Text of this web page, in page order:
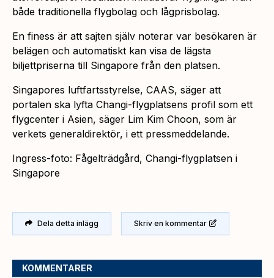
både traditionella flygbolag och lågprisbolag.
En finess är att sajten själv noterar var besökaren är
belägen och automatiskt kan visa de lägsta
biljettpriserna till Singapore från den platsen.
Singapores luftfartsstyrelse, CAAS, säger att
portalen ska lyfta Changi-flygplatsens profil som ett
flygcenter i Asien, säger Lim Kim Choon, som är
verkets generaldirektör, i ett pressmeddelande.
Ingress-foto: Fågelträdgård, Changi-flygplatsen i
Singapore
Dela detta inlägg Skriv en kommentar
KOMMENTARER